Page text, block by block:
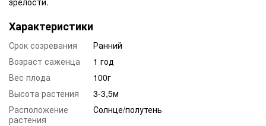
Характеристики
Срок созревания
Ранний
Возраст саженца
1 год
Вес плода
100г
Высота растения
3-3,5м
Расположение
растения
Солнце/полутень